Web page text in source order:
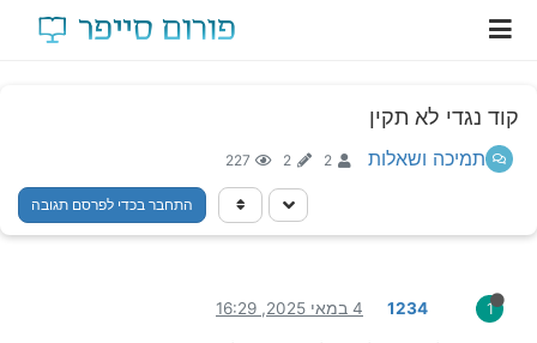
קוד נגדי לא תקין
תמיכה ושאלות 2
2
227
התחבר בכדי לפרסם תגובה
1
1234 4 במאי 2025, 16:29